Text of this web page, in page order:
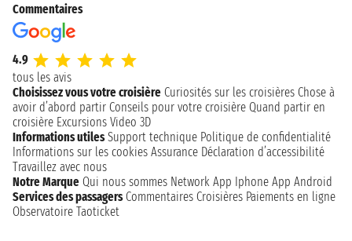
Commentaires
4.9
tous les avis
Choisissez vous votre croisière Curiosités sur les croisières Chose à
avoir d’abord partir Conseils pour votre croisière Quand partir en
croisière Excursions Video 3D
Informations utiles Support technique Politique de confidentialité
Informations sur les cookies Assurance Déclaration d’accessibilité
Travaillez avec nous
Notre Marque Qui nous sommes Network App Iphone App Android
Services des passagers Commentaires Croisières Paiements en ligne
Observatoire Taoticket